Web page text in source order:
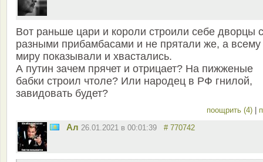
Вот раньше цари и короли строили себе дворцы с
разными прибамбасами и не прятали же, а всему
миру показывали и хвастались.
А путин зачем прячет и отрицает? На пижженые
бабки строил чтоле? Или народец в РФ гнилой,
завидовать будет?
поощрить (4)
Ал 26.01.2021 в 00:01:39 # 770742